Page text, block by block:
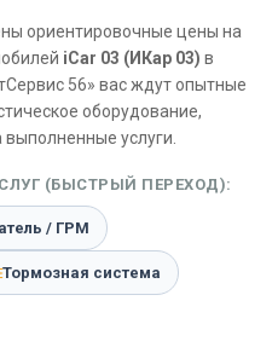
ориентировочные цены на
iCar 03 (ИКар 03) в
56» вас ждут опытные
оборудование,
услуги.
(БЫСТРЫЙ ПЕРЕХОД):
/ ГРМ
Тормозная система